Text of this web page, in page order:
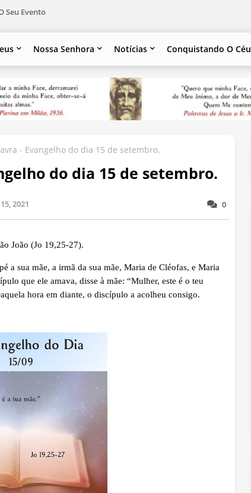
Seu Evento
Nossa Senhora Notícias Conquistando O Céu
- Evangelho do dia 15 de setembro.
do dia 15 de setembro.
0
2021
João (Jo 19,25-27).
a sua mãe, a irmã da sua mãe, Maria de Cléofas, e Maria
que ele amava, disse à mãe: “Mulher, este é o teu
hora em diante, o discípulo a acolheu consigo.